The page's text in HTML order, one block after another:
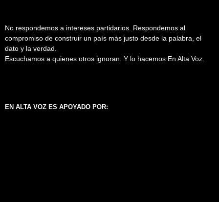
No respondemos a intereses partidarios. Respondemos al
compromiso de construir un país más justo desde la palabra, el
dato y la verdad.
Escuchamos a quienes otros ignoran. Y lo hacemos En Alta Voz.
EN ALTA VOZ ES APOYADO POR: